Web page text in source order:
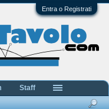
Entra o Registrati
Staff